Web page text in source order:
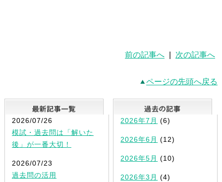
前の記事へ 次の記事へ
ページの先頭へ戻る
最新記事一覧
2026/07/26
模試・過去問は「解いた
後」が一番大切！
2026/07/23
過去問の活用
2026年7月 (6)
2026年6月 (12)
2026年5月 (10)
2026年3月 (4)